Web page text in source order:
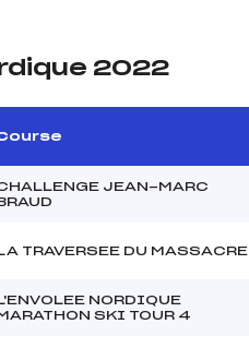
2022
JEAN-MARC
TRAVERSEE DU MASSACRE
NORDIQUE
SKI TOUR 4